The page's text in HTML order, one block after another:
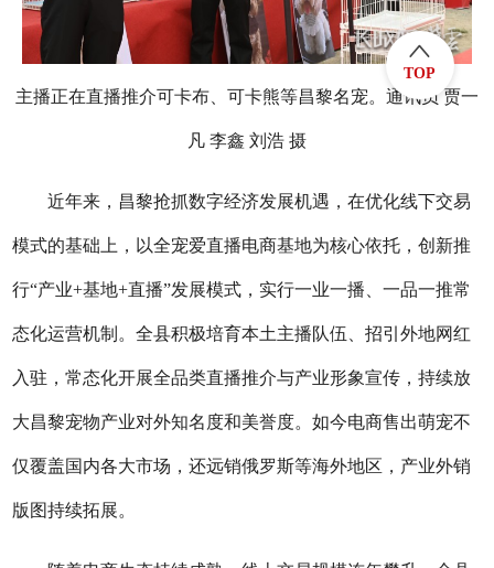
主播正在直播推介可卡布、可卡熊等昌黎名宠。通讯员 贾一
凡 李鑫 刘浩 摄
近年来，昌黎抢抓数字经济发展机遇，在优化线下交易
模式的基础上，以全宠爱直播电商基地为核心依托，创新推
行“产业+基地+直播”发展模式，实行一业一播、一品一推常
态化运营机制。全县积极培育本土主播队伍、招引外地网红
入驻，常态化开展全品类直播推介与产业形象宣传，持续放
大昌黎宠物产业对外知名度和美誉度。如今电商售出萌宠不
仅覆盖国内各大市场，还远销俄罗斯等海外地区，产业外销
版图持续拓展。
TOP